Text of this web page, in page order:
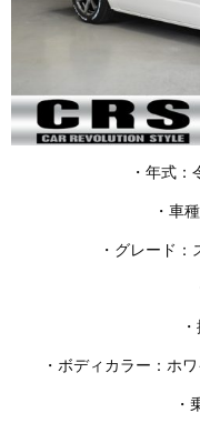
・年式
・車
・グレード
・ボディカラー：ホ
・